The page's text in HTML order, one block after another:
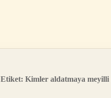
Etiket: Kimler aldatmaya meyilli